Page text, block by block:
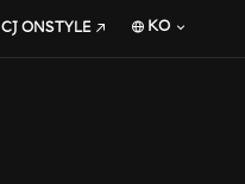
CJ ONSTYLE KO